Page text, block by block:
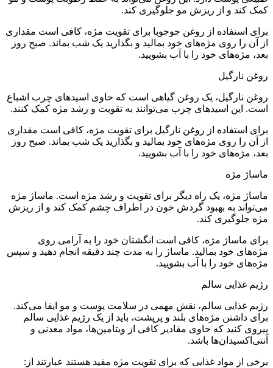
کمک کند و از ریزش مو جلوگیری کند.
برای استفاده از روغن جوجوبا برای تقویت مژه، کافی است مقداری
از آن را روی مژه‌های خود بمالید و بگذارید یک شب بماند. صبح روز
بعد، مژه‌های خود را با آب بشویید.
روغن نارگیل
روغن نارگیل، یک روغن گیاهی است که حاوی اسیدهای چرب اشباع
است. این اسیدهای چرب می‌توانند به تقویت و رشد مژه کمک کنند.
برای استفاده از روغن نارگیل برای تقویت مژه، کافی است مقداری
از آن را روی مژه‌های خود بمالید و بگذارید یک شب بماند. صبح روز
بعد، مژه‌های خود را با آب بشویید.
ماساژ مژه
ماساژ مژه، یک راه دیگر برای تقویت و رشد مژه است. ماساژ مژه
می‌تواند به بهبود گردش خون در اطراف چشم کمک کند و از ریزش
مژه جلوگیری کند.
برای ماساژ مژه، کافی است انگشتان خود را به آرامی روی
مژه‌های خود بمالید. ماساژ را به مدت چند دقیقه انجام دهید و سپس
مژه‌های خود را با آب بشویید.
رژیم غذایی سالم
رژیم غذایی سالم، نقش مهمی در سلامت پوست و مو ایفا می‌کند.
برای داشتن مژه‌های بلند و پرپشت، باید از یک رژیم غذایی سالم
پیروی کنید که حاوی مقادیر کافی از ویتامین‌ها، مواد معدنی و
آنتی‌اکسیدان‌ها باشد.
برخی از مواد غذایی که برای تقویت مژه مفید هستند عبارتند از: